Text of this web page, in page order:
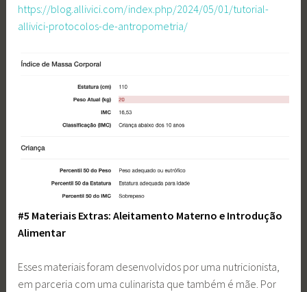
https://blog.allivici.com/index.php/2024/05/01/tutorial-
allivici-protocolos-de-antropometria/
#5 Materiais Extras: Aleitamento Materno e Introdução
Alimentar
Esses materiais foram desenvolvidos por uma nutricionista,
em parceria com uma culinarista que também é mãe. Por